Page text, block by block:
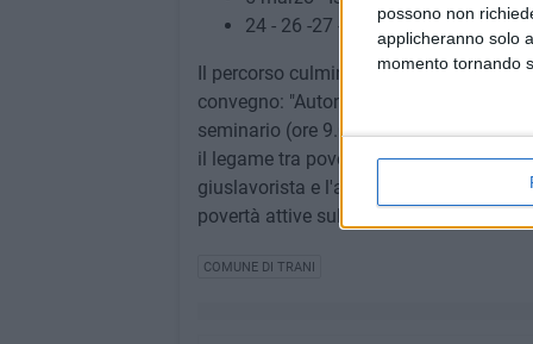
possono non
applicheranno solo
momento tornando
24 - 26 -27 -31 Marzo – Istituto
Il percorso culminerà a metà aprile
convegno: "Autonomia negata: la parità
seminario (ore 9.00-14.00) affronterà
il legame tra povertà e vulnerabilità
giuslavorista e l'assistente sociale
povertà attive sul territorio. L'evento
COMUNE DI TRANI